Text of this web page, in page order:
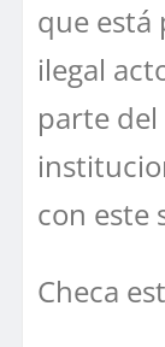
que está
ilegal
parte del
con este
Checa